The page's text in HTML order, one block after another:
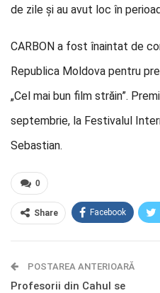
de zile și au avut loc în
CARBON a fost înaintat de
Republica Moldova pentru
„Cel mai bun film străin”.
septembrie, la Festivalul
Sebastian.
0
Share Facebook
Telegram OK.ru
POSTAREA ANTERIOARĂ
Profesorii din Cahul se